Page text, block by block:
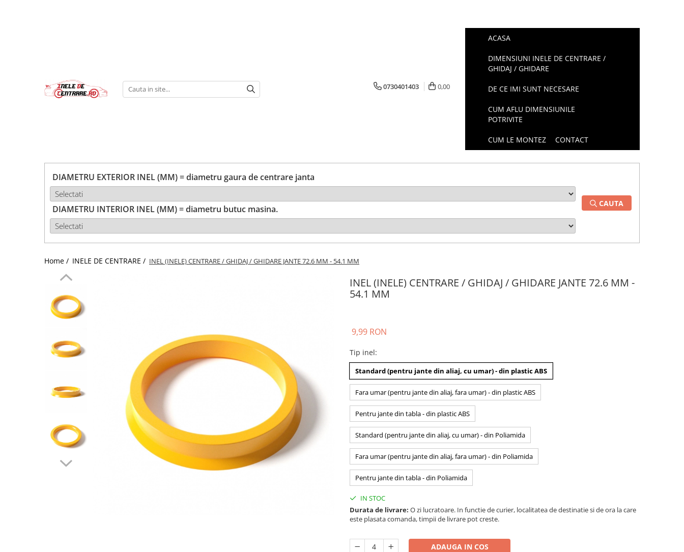
0730401403 0,00
ACASA
DIMENSIUNI INELE DE CENTRARE /
GHIDAJ / GHIDARE
DE CE IMI SUNT NECESARE
CUM AFLU DIMENSIUNILE
POTRIVITE
CUM LE MONTEZ CONTACT
DIAMETRU EXTERIOR INEL (MM) = diametru gaura de centrare janta
DIAMETRU INTERIOR INEL (MM) = diametru butuc masina.
CAUTA
Home / INELE DE CENTRARE / INEL (INELE) CENTRARE / GHIDAJ / GHIDARE JANTE 72.6 MM - 54.1 MM
INEL (INELE) CENTRARE / GHIDAJ / GHIDARE JANTE 72.6 MM -
54.1 MM
9,99 RON
Tip inel:
Standard (pentru jante din aliaj, cu umar) - din plastic ABS
Fara umar (pentru jante din aliaj, fara umar) - din plastic ABS
Pentru jante din tabla - din plastic ABS
Standard (pentru jante din aliaj, cu umar) - din Poliamida
Fara umar (pentru jante din aliaj, fara umar) - din Poliamida
Pentru jante din tabla - din Poliamida
IN STOC
Durata de livrare: O zi lucratoare. In functie de curier, localitatea de destinatie si de ora la care
este plasata comanda, timpii de livrare pot creste.
ADAUGA IN COS